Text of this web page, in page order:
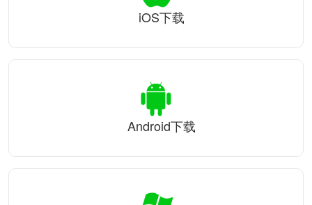
iOS下载
Android下载